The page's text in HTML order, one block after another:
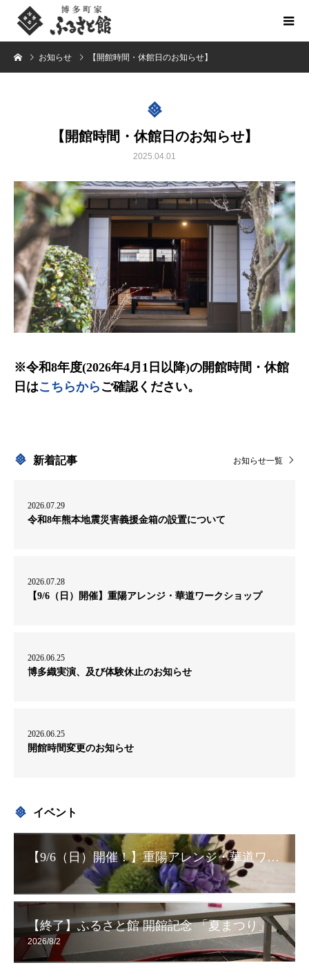
お知らせ 【開館時間・休館日のお知らせ】
【開館時間・休館日のお知らせ】
2025.04.01
※令和8年度(2026年4月1日以降)の開館時間・休館
日はこちらから ご確認ください。
新着記事 お知らせ一覧
2026.07.29
令和8年熊本地震災害義援金箱の設置について
2026.07.28
【9/6（日）開催】重陽アレンジ・華道ワークショップ
2026.06.25
博多織実演、及び体験休止のお知らせ
2026.06.25
開館時間変更のお知らせ
イベント
【9/6（日）開催！】重陽アレンジ・華道ワークショップ
【終了】ふるさと館 開館記念 「夏まつり」
2026/8/2